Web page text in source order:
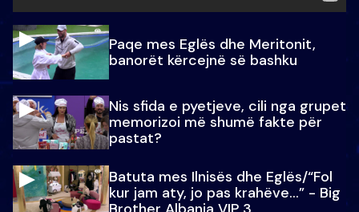
Paqe mes Eglës dhe Meritonit,
banorët kërcejnë së bashku
Nis sfida e pyetjeve, cili nga grupet
memorizoi më shumë fakte për
pastat?
Batuta mes Ilnisës dhe Eglës/“Fol
kur jam aty, jo pas krahëve…” - Big